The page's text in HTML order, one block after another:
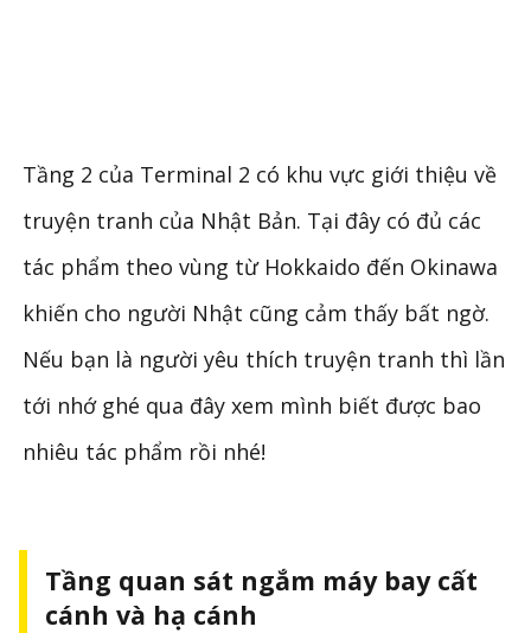
Tầng 2 của Terminal 2 có khu vực giới thiệu về
truyện tranh của Nhật Bản. Tại đây có đủ các
tác phẩm theo vùng từ Hokkaido đến Okinawa
khiến cho người Nhật cũng cảm thấy bất ngờ.
Nếu bạn là người yêu thích truyện tranh thì lần
tới nhớ ghé qua đây xem mình biết được bao
nhiêu tác phẩm rồi nhé!
Tầng quan sát ngắm máy bay cất
cánh và hạ cánh